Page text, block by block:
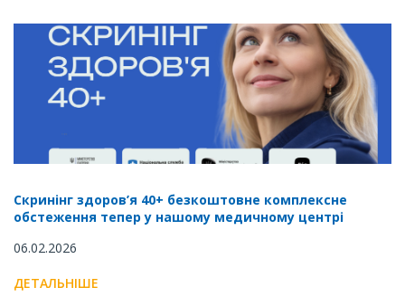
Скринінг здоров’я 40+ безкоштовне комплексне
обстеження тепер у нашому медичному центрі
06.02.2026
ДЕТАЛЬНІШЕ